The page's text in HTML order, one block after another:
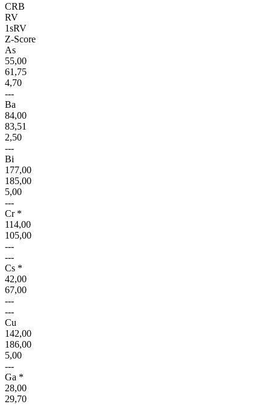
CRB
RV
1sRV
Z-Score
As
55,00
61,75
4,70
---
Ba
84,00
83,51
2,50
---
Bi
177,00
185,00
5,00
---
Cr *
114,00
105,00
---
---
Cs *
42,00
67,00
---
---
Cu
142,00
186,00
5,00
---
Ga *
28,00
29,70